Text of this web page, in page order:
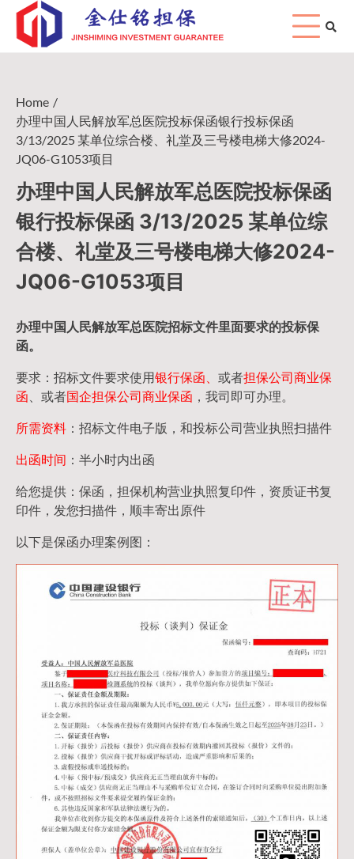
Skip
content
Home
办理中国人民解放军总医院投标保函银行投标保函
3/13/2025 某单位综合楼、礼堂及三号楼电梯大修2024-
JQ06-G1053项目
办理中国人民解放军总医院投标保函
银行投标保函 3/13/2025 某单位综
合楼、礼堂及三号楼电梯大修2024-
JQ06-G1053项目
办理中国人民解放军总医院招标文件里面要求的投标保
函。
要求：招标文件要求使用银行保函、 或者担保公司商业保
函 、或者国企担保公司商业保函 ，我司即可办理。
所需资料 ：招标文件电子版，和投标公司营业执照扫描件
出函时间 ：半小时内出函
给您提供：保函，担保机构营业执照复印件，资质证书复
印件，发您扫描件，顺丰寄出原件
以下是保函办理案例图：